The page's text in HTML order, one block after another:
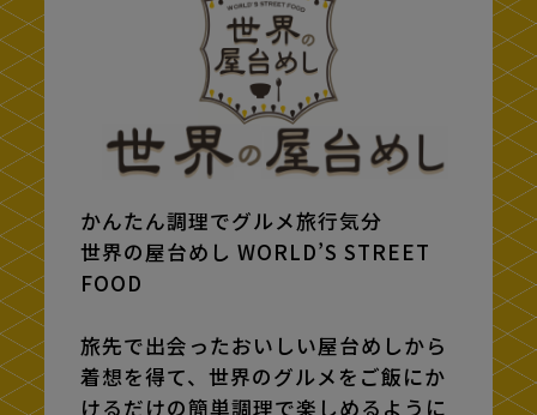
かんたん調理でグルメ旅行気分
世界の屋台めし WORLD’S STREET
FOOD
旅先で出会ったおいしい屋台めしから
着想を得て、世界のグルメをご飯にか
けるだけの簡単調理で楽しめるように